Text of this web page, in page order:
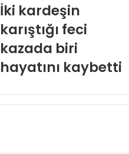
İki kardeşin
karıştığı feci
kazada biri
hayatını kaybetti